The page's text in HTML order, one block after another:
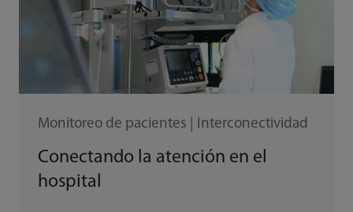
Monitoreo de pacientes | Interconectividad
Conectando la atención en el
hospital